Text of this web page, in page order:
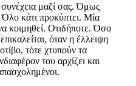
μαζί σας. Όμως
Όλο κάτι προκύπτει. Μία
κοιμηθεί. Οτιδήποτε. Όσο
όταν η έλλειψη
τότε χτυπούν τα
του αρχίζει και